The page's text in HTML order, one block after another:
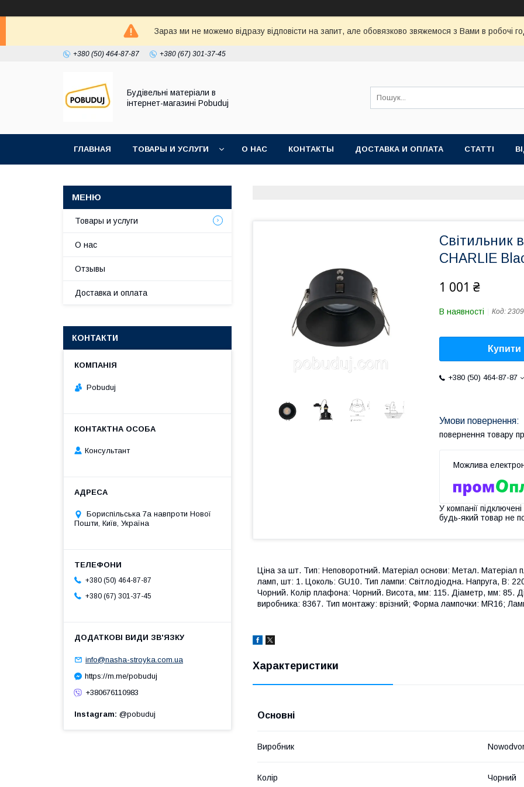
Зараз ми не можемо відразу відповісти на запит, але обовязково звяжемося з Вами в робочі
+380 (50) 464-87-87 +380 (67) 301-37-45
Будівельні матеріали в
інтернет-магазині Pobuduj
ГЛАВНАЯ ТОВАРЫ И УСЛУГИ О НАС КОНТАКТЫ ДОСТАВКА И ОПЛАТА СТАТТІ
Світильник
CHARLIE
1 001 ₴
В наявності Код:
Купити
+380 (50) 464-87-87
повернення товару
У компанії
будь-який товар не
Ціна за шт. Тип: Неповоротний. Матеріал основи: Метал. Матеріал
ламп, шт: 1. Цоколь: GU10. Тип лампи: Світлодіодна. Напруга, В:
Чорний. Колір плафона: Чорний. Висота, мм: 115. Діаметр, мм: 85.
виробника: 8367. Тип монтажу: врізний; Форма лампочки: MR16;
Характеристики
Основні
Виробник
Колір Чорний
Товары и услуги
О нас
Отзывы
Доставка и оплата
КОНТАКТИ
Pobuduj
Консультант
Бориспільська 7а навпроти Нової
Пошти, Київ, Україна
+380 (50) 464-87-87
+380 (67) 301-37-45
info@nasha-stroyka.com.ua
https://m.me/pobuduj
+380676110983
Instagram @pobuduj